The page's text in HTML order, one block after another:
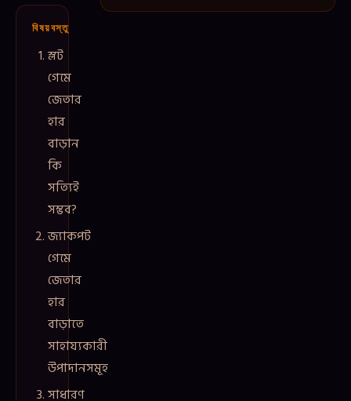
বিষয়বস্তু
স্লট
গেমে
জেতার
হার
বাড়ান
কি
সত্যিই
সম্ভব?
জ্যাকপট
গেমে
জেতার
হার
বাড়াতে
সাহায্যকারী
উপাদানসমূহ
সাধারণ